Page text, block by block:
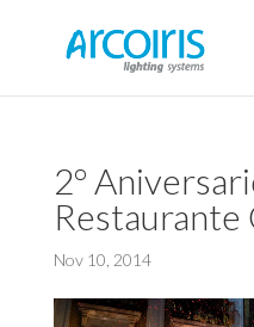
2º
Restaurante
Nov 10, 2014